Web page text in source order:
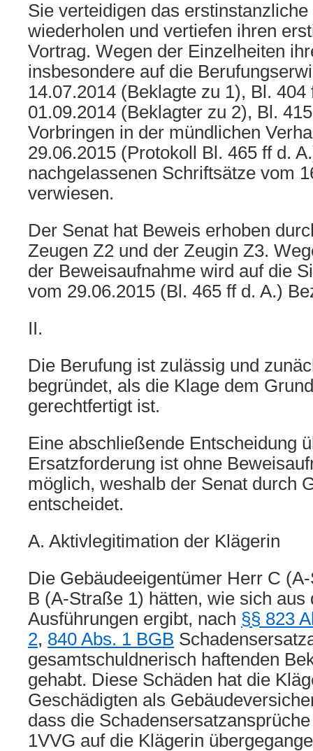
Sie verteidigen das
wiederholen und vertiefen ihren
Vortrag. Wegen der Einzelheiten
insbesondere auf die
14.07.2014 (Beklagte zu 1), Bl. 404
01.09.2014 (Beklagter zu 2), Bl.
Vorbringen in der mündlichen
29.06.2015 (Protokoll Bl. 465 ff d.
nachgelassenen Schriftsätze vom
verwiesen.
Der Senat hat Beweis erhoben
Zeugen Z2 und der Zeugin Z3.
der Beweisaufnahme wird auf die
vom 29.06.2015 (Bl. 465 ff d. A.)
II.
Die Berufung ist zulässig und
begründet, als die Klage dem
gerechtfertigt ist.
Eine abschließende Entscheidung
Ersatzforderung ist ohne
möglich, weshalb der Senat durch
entscheidet.
A. Aktivlegitimation der Klägerin
Die Gebäudeeigentümer Herr C
B (A-Straße 1) hätten, wie sich aus
Ausführungen ergibt, nach §§ 823
2, 840 Abs. 1 BGB
gesamtschuldnerisch haftenden
gehabt. Diese Schäden hat die
Geschädigten als
dass die
1VVG auf die Klägerin